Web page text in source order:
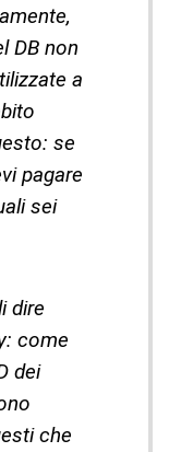
DB non
a
se
pagare
sei
dire
come
dei
che